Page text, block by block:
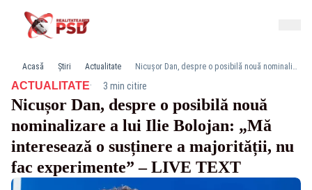
Acasă Știri Actualitate Nicușor Dan, despre o posibilă nouă nominalizare a lui Ilie Bolojan: „Mă interesează o susținere a majorității, nu fac experimente” – LIVE TEXT
ACTUALITATE· 3 min citire
Nicușor Dan, despre o posibilă nouă
nominalizare a lui Ilie Bolojan: „Mă
interesează o susținere a majorității, nu
fac experimente” – LIVE TEXT